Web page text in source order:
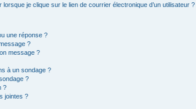
lorsque je clique sur le lien de courrier électronique d’un utilisateur ?
une réponse ?
?
message ?
à un sondage ?
?
?
jointes ?